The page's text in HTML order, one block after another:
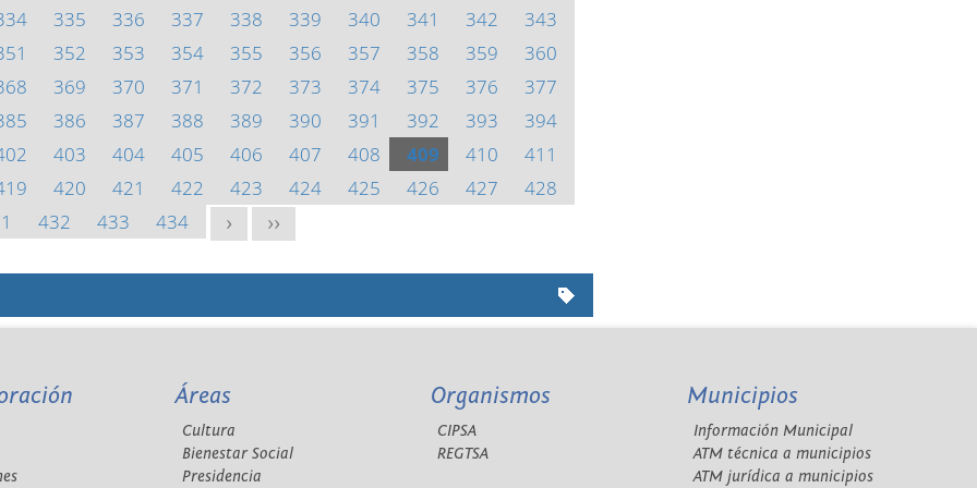
335 336 337 338 339 340 341 342
343
352 353 354 355 356 357 358 359
360
369 370 371 372 373 374 375 376
377
386 387 388 389 390 391 392 393
394
403 404 405 406 407 408 409 410
411
420 421 422 423 424 425 426 427
428
432 433 434 > >>
Áreas
Cultura
Bienestar Social
Presidencia
Organismos
CIPSA
REGTSA
Municipios
Información Municipal
ATM técnica a municipios
ATM jurídica a municipios